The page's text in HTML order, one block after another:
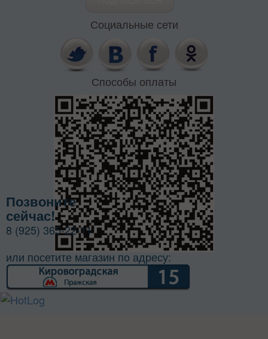
Социальные сети
Способы оплаты
Позвоните
сейчас!
8 (925) 365-22-11
или посетите магазин по адресу: